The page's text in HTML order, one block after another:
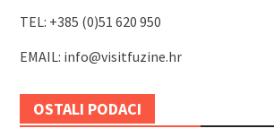
TEL: +385 (0)51 620 950
EMAIL: info@visitfuzine.hr
OSTALI PODACI